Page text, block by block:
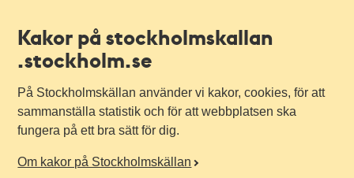
Kakor på stockholmskallan
.stockholm.se
På Stockholmskällan använder vi kakor, cookies, för att
sammanställa statistik och för att webbplatsen ska
fungera på ett bra sätt för dig.
Om kakor på Stockholmskällan